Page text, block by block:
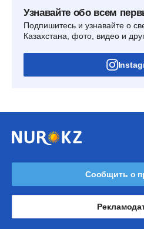
Узнавайте обо всем
Подпишитесь и узнавайте о
Казахстана, фото, видео и
Сообщить о